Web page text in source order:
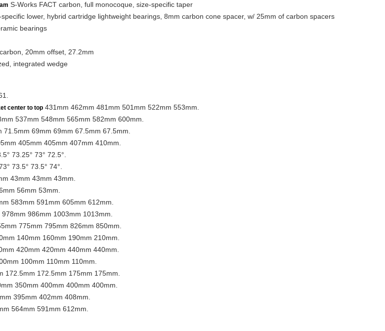
S-Works FACT carbon, full monocoque, size-specific taper
lower, hybrid cartridge lightweight bearings, 8mm carbon cone spacer, w/ 25mm of carbon spacers
bearings
20mm offset, 27.2mm
integrated wedge
center to top431mm 462mm 481mm 501mm 522mm 553mm.
537mm 548mm 565mm 582mm 600mm.
69mm 69mm 67.5mm 67.5mm.
405mm 405mm 407mm 410mm.
73.25° 73° 72.5°.
73.5° 73.5° 74°.
43mm 43mm 43mm.
56mm 53mm.
583mm 591mm 605mm 612mm.
986mm 1003mm 1013mm.
775mm 795mm 826mm 850mm.
140mm 160mm 190mm 210mm.
420mm 420mm 440mm 440mm.
100mm 110mm 110mm.
172.5mm 172.5mm 175mm 175mm.
350mm 400mm 400mm 400mm.
395mm 402mm 408mm.
564mm 591mm 612mm.